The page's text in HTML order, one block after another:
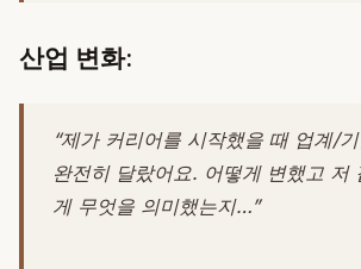
산업 변화:
“제가 커리어를 시작했을 때 업계/
완전히 달랐어요. 어떻게 변했고 저
게 무엇을 의미했는지…”